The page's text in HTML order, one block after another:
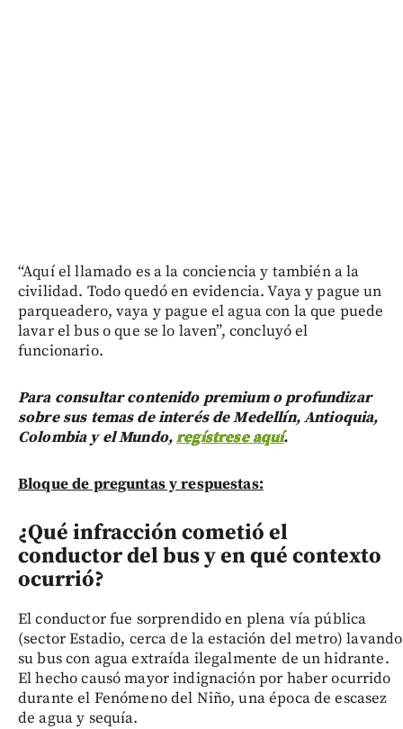
“Aquí el llamado es a la conciencia y también a la
civilidad. Todo quedó en evidencia. Vaya y pague un
parqueadero, vaya y pague el agua con la que puede
lavar el bus o que se lo laven”, concluyó el
funcionario.
Para consultar contenido premium o profundizar
sobre sus temas de interés de Medellín, Antioquia,
Colombia y el Mundo,regístrese aquí.
Bloque de preguntas y respuestas:
¿Qué infracción cometió el
conductor del bus y en qué contexto
ocurrió?
El conductor fue sorprendido en plena vía pública
(sector Estadio, cerca de la estación del metro) lavando
su bus con agua extraída ilegalmente de un hidrante.
El hecho causó mayor indignación por haber ocurrido
durante el Fenómeno del Niño, una época de escasez
de agua y sequía.